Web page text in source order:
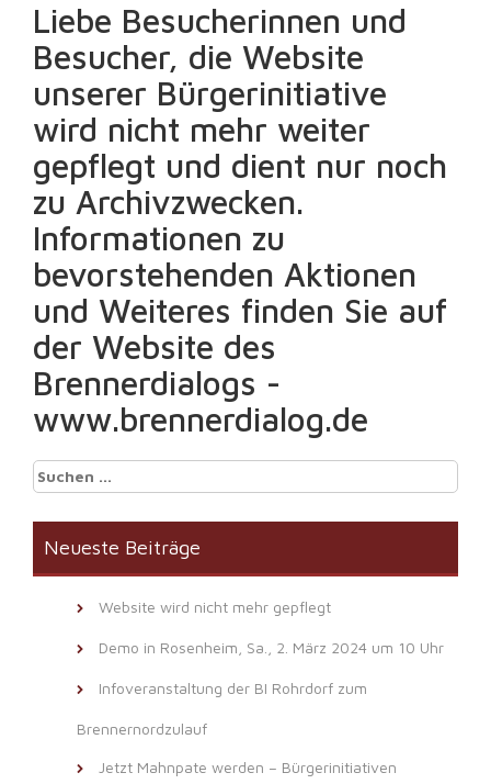
Liebe Besucherinnen und
Besucher, die Website
unserer Bürgerinitiative
wird nicht mehr weiter
gepflegt und dient nur noch
zu Archivzwecken.
Informationen zu
bevorstehenden Aktionen
und Weiteres finden Sie auf
der Website des
Brennerdialogs -
www.brennerdialog.de
Suchen
nach:
Neueste Beiträge
Website wird nicht mehr gepflegt
Demo in Rosenheim, Sa., 2. März 2024 um 10 Uhr
Infoveranstaltung der BI Rohrdorf zum
Brennernordzulauf
Jetzt Mahnpate werden – Bürgerinitiativen